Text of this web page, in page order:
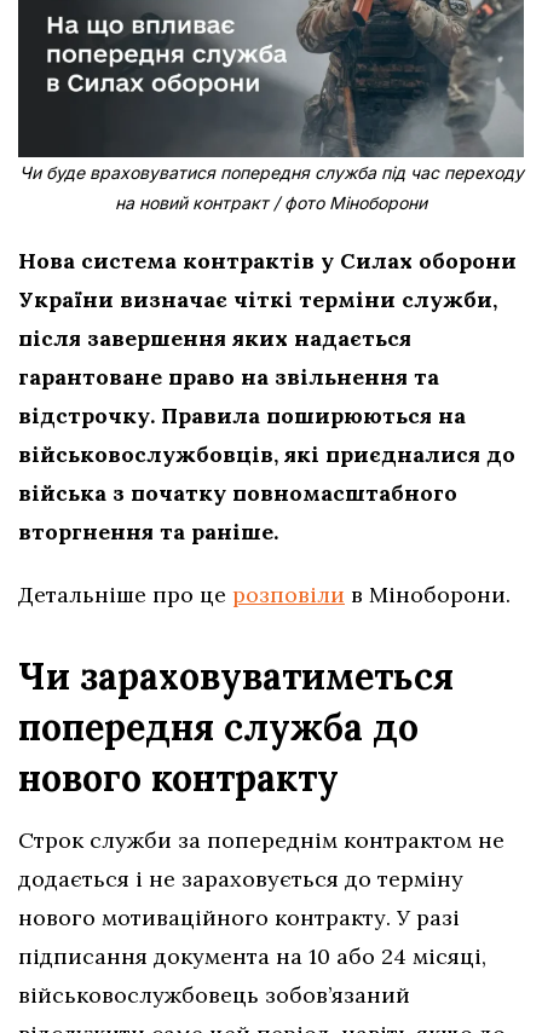
Чи буде враховуватися попередня служба під час переходу
на новий контракт / фото Міноборони
Нова система контрактів у Силах оборони
України визначає чіткі терміни служби,
після завершення яких надається
гарантоване право на звільнення та
відстрочку. Правила поширюються на
військовослужбовців, які приєдналися до
війська з початку повномасштабного
вторгнення та раніше.
Детальніше про це розповіли в Міноборони.
Чи зараховуватиметься
попередня служба до
нового контракту
Строк служби за попереднім контрактом не
додається і не зараховується до терміну
нового мотиваційного контракту. У разі
підписання документа на 10 або 24 місяці,
військовослужбовець зобов’язаний